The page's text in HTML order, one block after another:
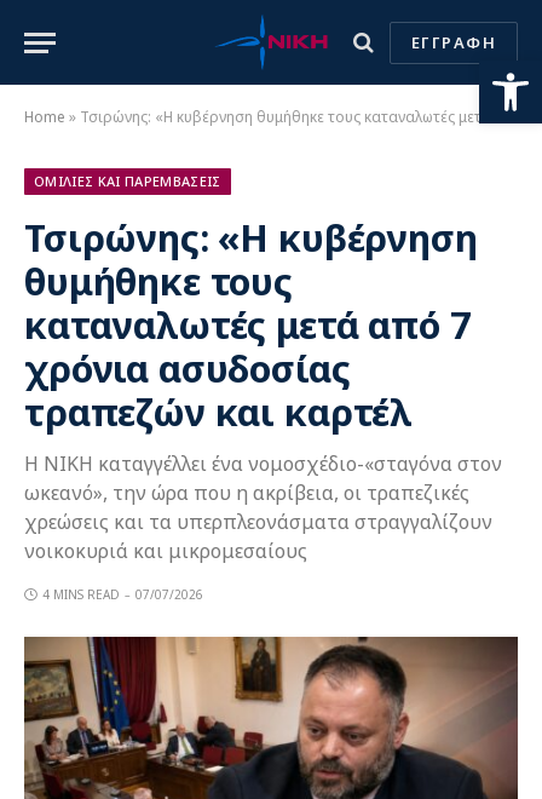
ΕΓΓΡΑΦΗ
Home » Τσιρώνης: «Η κυβέρνηση θυμήθηκε τους καταναλωτές μετά από 7 χρόνια ασυδοσίας τραπεζών και καρτέλ
ΟΜΙΛΙΕΣ ΚΑΙ ΠΑΡΕΜΒΑΣΕΙΣ
Τσιρώνης: «Η κυβέρνηση
θυμήθηκε τους
καταναλωτές μετά από 7
χρόνια ασυδοσίας
τραπεζών και καρτέλ
Η ΝΙΚΗ καταγγέλλει ένα νομοσχέδιο-«σταγόνα στον
ωκεανό», την ώρα που η ακρίβεια, οι τραπεζικές
χρεώσεις και τα υπερπλεονάσματα στραγγαλίζουν
νοικοκυριά και μικρομεσαίους
4 MINS READ 07/07/2026